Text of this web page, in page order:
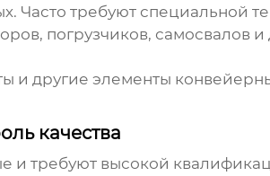
Часто требуют специальной
погрузчиков, самосвалов
и другие элементы
качества
и требуют высокой